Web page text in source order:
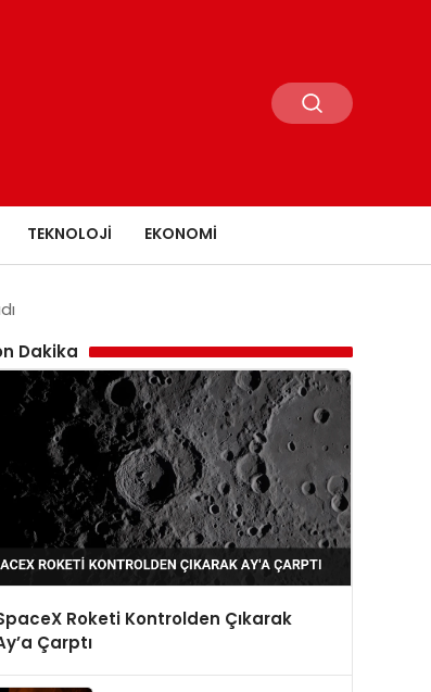
TEKNOLOJI EKONOMI
Dakika
Roketi Kontrolden Çıkarak
Çarptı